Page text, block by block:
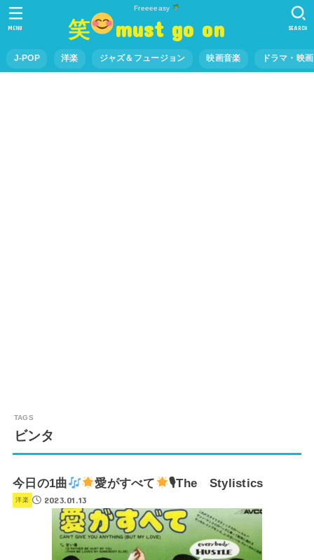
Freeeeasy
笑 must go on
J-POP 洋楽 ジャズ＆フュージョン 映画音楽 ドラマ・映
SEARCH
MENU
ビンタ
今日の1曲 愛がすべて 🎙The Stylistics
洋楽 2023.01.13